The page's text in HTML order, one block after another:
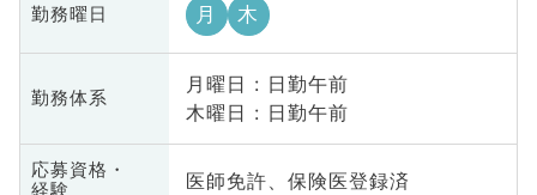
勤務曜日 月 木
勤務体系
月曜日 : 日勤午前
木曜日 : 日勤午前
応募資格・
経験
医師免許、保険医登録済